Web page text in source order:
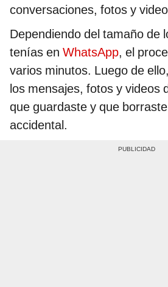
conversaciones, fotos y
Dependiendo del tamaño de
tenías en WhatsApp, el
varios minutos. Luego de
los mensajes, fotos y videos
que guardaste y que
accidental.